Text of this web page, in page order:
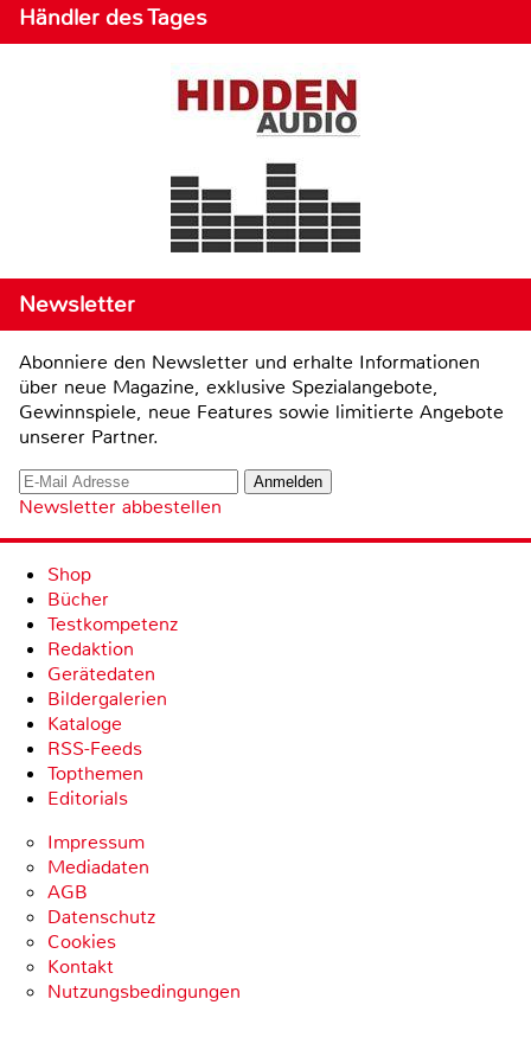
Händler des Tages
Newsletter
Abonniere den Newsletter und erhalte Informationen
über neue Magazine, exklusive Spezialangebote,
Gewinnspiele, neue Features sowie limitierte Angebote
unserer Partner.
Newsletter abbestellen
Shop
Bücher
Testkompetenz
Redaktion
Gerätedaten
Bildergalerien
Kataloge
RSS-Feeds
Topthemen
Editorials
Impressum
Mediadaten
AGB
Datenschutz
Cookies
Kontakt
Nutzungsbedingungen